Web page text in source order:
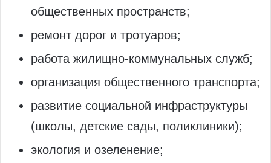
общественных пространств;
ремонт дорог и тротуаров;
работа жилищно‑коммунальных служб;
организация общественного транспорта;
развитие социальной инфраструктуры
(школы, детские сады, поликлиники);
экология и озеленение;